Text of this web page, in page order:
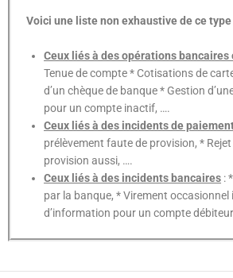
Voici une liste non exhaustive de ce
Ceux liés à des opérations bancaires
Tenue de compte * Cotisations de
d’un chèque de banque * Gestion
pour un compte inactif, ….
Ceux liés à des incidents de
prélèvement faute de provision, *
provision aussi, ….
Ceux liés à des incidents bancaires :
par la banque, * Virement
d’information pour un compte